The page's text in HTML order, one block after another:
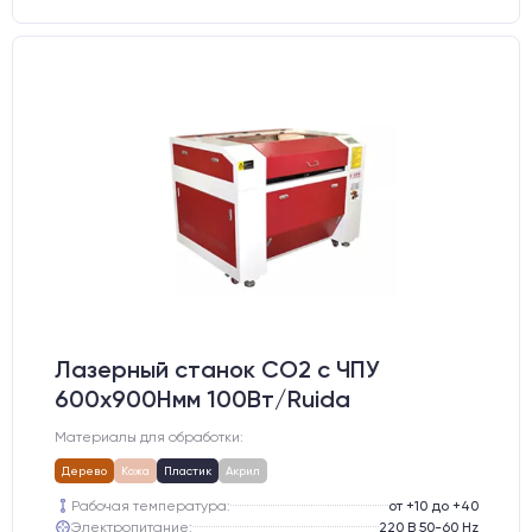
Лазерный станок CO2 c ЧПУ
600х900Hмм 100Вт/Ruida
Материалы для обработки:
Дерево Кожа Пластик Акрил
Рабочая температура:
от +10 до +40
Электропитание:
220 В 50-60 Hz